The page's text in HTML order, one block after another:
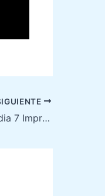
La Plaza de La Concordia 7 Imprescindibles Ver & Visitar